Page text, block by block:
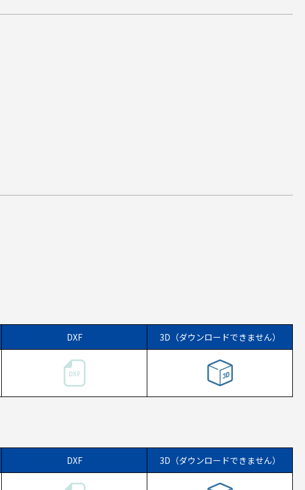
DXF 3D（ダウンロードできません）
DXF 3D（ダウンロードできません）